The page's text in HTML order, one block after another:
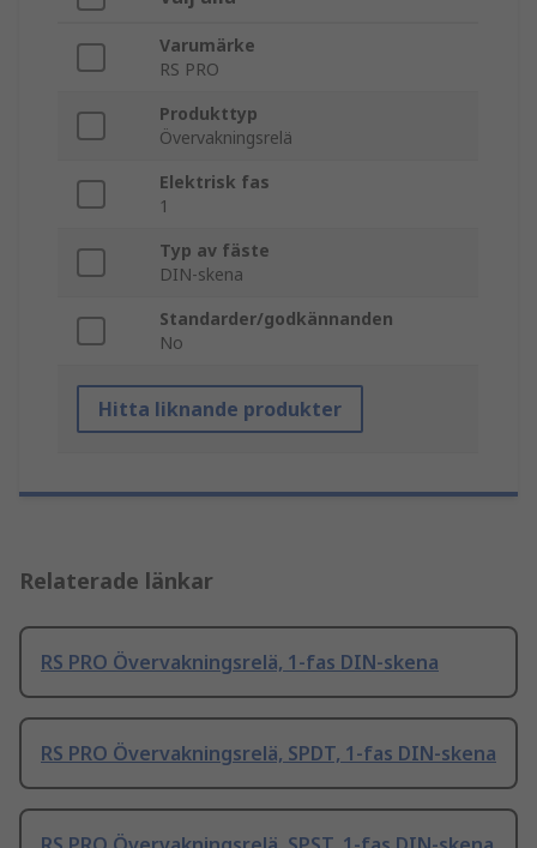
Varumärke
RS PRO
Produkttyp
Övervakningsrelä
Elektrisk fas
1
Typ av fäste
DIN-skena
Standarder/godkännanden
No
Hitta liknande produkter
Relaterade länkar
RS PRO Övervakningsrelä, 1-fas DIN-skena
RS PRO Övervakningsrelä, SPDT, 1-fas DIN-skena